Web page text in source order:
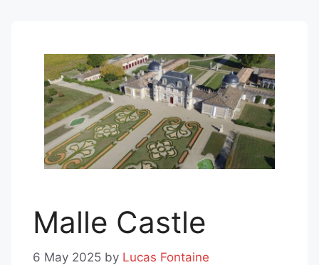
Malle Castle
6 May 2025 by Lucas Fontaine